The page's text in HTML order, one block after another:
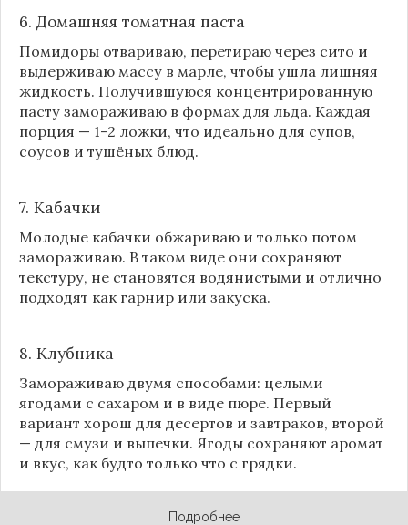
6. Домашняя томатная паста
Помидоры отвариваю, перетираю через сито и
выдерживаю массу в марле, чтобы ушла лишняя
жидкость. Получившуюся концентрированную
пасту замораживаю в формах для льда. Каждая
порция — 1–2 ложки, что идеально для супов,
соусов и тушёных блюд.
7. Кабачки
Молодые кабачки обжариваю и только потом
замораживаю. В таком виде они сохраняют
текстуру, не становятся водянистыми и отлично
подходят как гарнир или закуска.
8. Клубника
Замораживаю двумя способами: целыми
ягодами с сахаром и в виде пюре. Первый
вариант хорош для десертов и завтраков, второй
— для смузи и выпечки. Ягоды сохраняют аромат
и вкус, как будто только что с грядки.
Подробнее